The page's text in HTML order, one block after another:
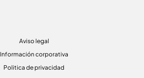
Aviso legal
Información corporativa
Politica de privacidad